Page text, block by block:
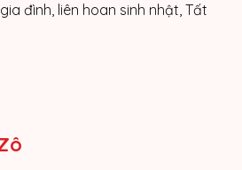
đình, liên hoan sinh nhật, Tất